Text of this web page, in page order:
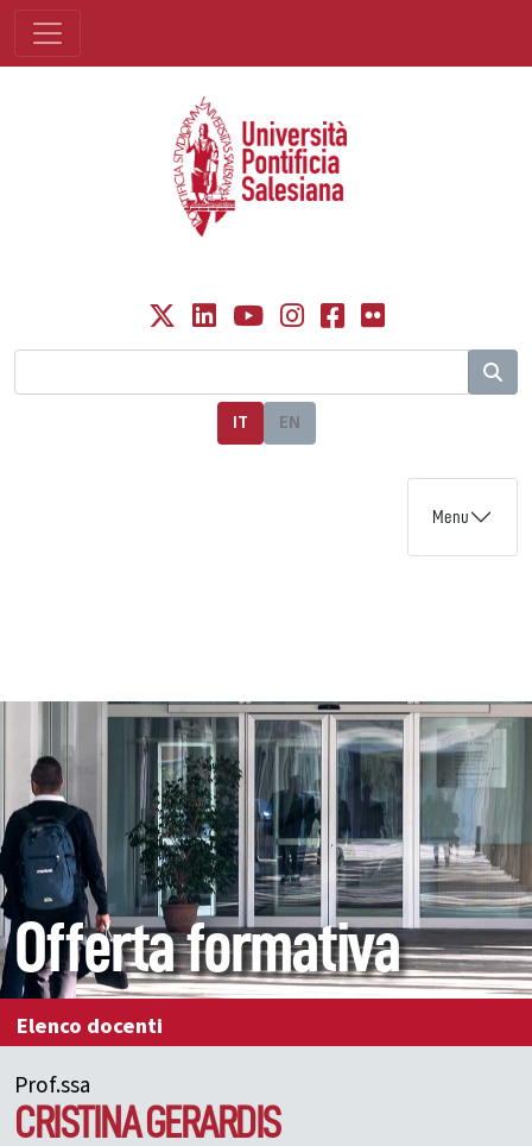
IT EN
Menu
Offerta formativa
Elenco docenti
Prof.ssa
CRISTINAGERARDIS